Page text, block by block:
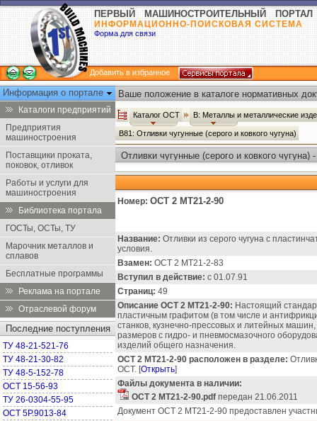
ПЕРВЫЙ МАШИНОСТРОИТЕЛЬНЫЙ ПОРТАЛ
ИНФОРМАЦИОННО-ПОИСКОВАЯ СИСТЕМА
Форма для связи
Добавить в избранное
Информация о портале
Каталоги предприятий
Предприятия
машиностроения
Поставщики проката,
поковок, отливок
Работы и услуги для
машиностроения
Библиотека портала
ГОСТы, ОСТы, ТУ
Марочник металлов и
сплавов
Бесплатные программы
Реклама на портале
Отраслевой форум
Последние поступления
ТУ 48-21-521-76
ТУ 48-21-30-82
ТУ 48-5-152-78
ОСТ 15-56-93
ТУ 26-0304-55-95
ОСТ 5Р.9013-84
Ваше положение в каталоге нормативных
Каталог ОСТ В: Металлы и металлические
В81: Отливки чугунные (серого и ковкого чугуна)
Отливки чугунные (серого и ковкого чугуна)
Номер: ОСТ 2 МТ21-2-90
Название: Отливки из серого чугуна с
условия.
Взамен: ОСТ 2 МТ21-2-83
Вступил в действие: c 01.07.91
Страниц: 49
Описание ОСТ 2 МТ21-2-90: Настоящий
пластичным графитом (в том числе и
станков, кузнечно-прессовых и литейных
размеров с гидро- и пневмосмазочного
изделий общего назначения.
ОСТ 2 МТ21-2-90 расположен в разделе:
ОСТ. [Открыть]
Файлы документа в наличии:
ОСТ 2 МТ21-2-90.pdf передан 21.06.2011
Документ ОСТ 2 МТ21-2-90 предоставлен